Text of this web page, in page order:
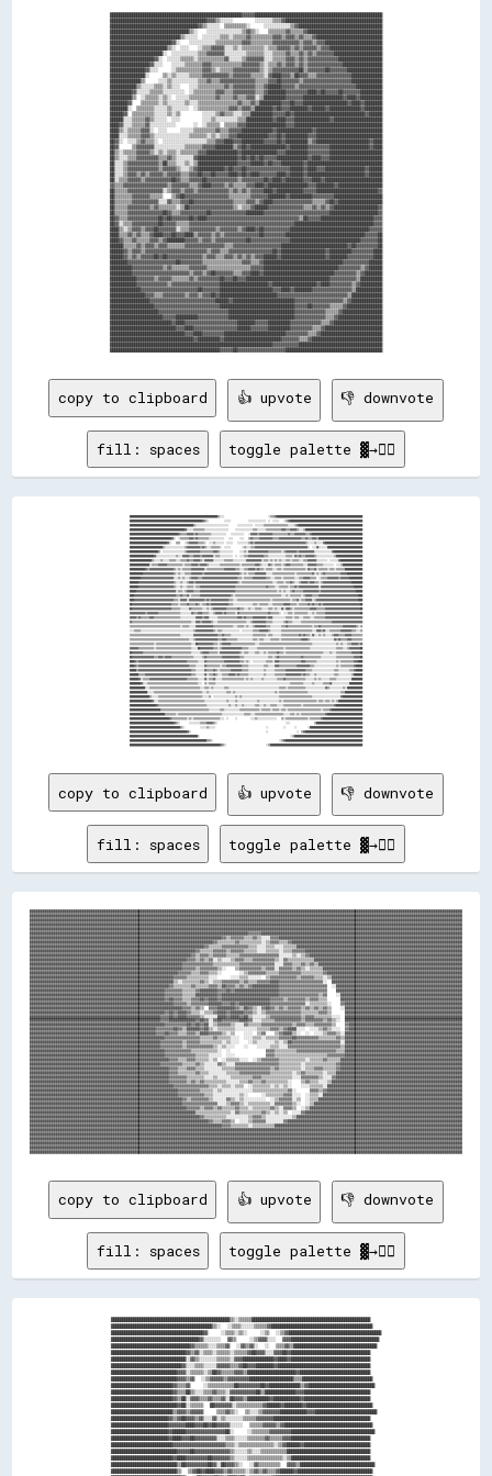
████████████████████████████████████████████████████████████▓▓▓▓▓▓██████████████████████████████████████████████████████████
████████████████████████████████████████████▓▓▓▓▒▒░░░░░░          ░░░░░░░░▒▒▒▒▓▓████████████████████████████████████████████
████████████████████████████████████████▓▓▒▒░░░░░░  ▒▒▒▒▒▒▒▒▒▒░░      ░░░░░░░░░░░░▒▒▓▓██████████████████████████████████████
████████████████████████████████████▒▒░░    ░░░░░░░░░░░░░░░░▒▒▓▓▒▒░░    ▒▒▒▒▒▒▒▒▓▓▒▒▒▒▒▒▓▓██████████████████████████████████
████████████████████████████████▒▒░░░░░░  ░░░░░░░░▒▒▒▒░░▒▒▒▒▒▒▓▓▒▒▒▒▒▒▒▒▒▒▓▓▓▓▒▒▓▓▓▓▒▒▓▓▒▒▒▒▓▓██████████████████████████████
████████████████████████████▓▓░░    ░░░░░░░░░░░░▒▒▒▒▒▒▒▒▒▒▒▒▓▓▓▓▒▒▒▒▒▒▒▒▒▒▓▓▓▓▓▓▓▓▓▓▓▓▒▒▓▓▓▓▒▒▓▓▓▓██████████████████████████
██████████████████████████▒▒░░  ░░░░    ░░▒▒▒▒▓▓▓▓▓▓░░░░▒▒░░▒▒▒▒▒▒▒▒▒▒░░▒▒▒▒▓▓▓▓▓▓▒▒▓▓▒▒▓▓▓▓▓▓▒▒▓▓▓▓████████████████████████
████████████████████████░░  ░░░░░░░░░░░░▒▒▒▒▓▓▓▓▓▓▓▓░░░░░░░░░░▒▒▒▒▒▒▒▒░░░░▒▒▒▒▒▒▓▓▒▒▒▒▓▓▒▒▓▓▒▒▓▓▓▓▓▓▓▓██████████████████████
████████████████████▓▓░░  ░░░░░░▒▒▒▒▒▒░░▒▒▒▒▒▒▒▒▒▒▒▒▓▓░░░░░░▒▒▓▓▓▓▓▓▓▓░░░░▒▒▒▒▒▒▓▓▓▓▒▒▓▓▒▒▓▓▓▓▓▓▓▓▓▓▓▓▓▓████████████████████
██████████████████▓▓░░░░    ░░░░░░▒▒▒▒▒▒▒▒▓▓▓▓▒▒▒▒▒▒▒▒▒▒▒▒▒▒▓▓▓▓▓▓▓▓▒▒░░▒▒▒▒▓▓▒▒▓▓▓▓▒▒▓▓▒▒▓▓▓▓▓▓▓▓▓▓▓▓▓▓▓▓██████████████████
████████████████▓▓░░░░      ░░▒▒▒▒▒▒▒▒▒▒▒▒▓▓▓▓▒▒░░▒▒▒▒▒▒▓▓▓▓▓▓▓▓▓▓▓▓▒▒░░▒▒▓▓▓▓▓▓▓▓▓▓▓▓██▒▒▓▓▓▓▓▓▓▓██▓▓▓▓▓▓▓▓████████████████
████████████████░░      ▒▒░░▒▒░░░░░░▒▒▒▒▒▒▓▓▓▓▓▓▓▓▓▓▓▓▒▒▓▓▓▓▓▓▓▓▒▒▒▒▒▒░░▓▓████▓▓▓▓▒▒██▓▓▓▓▒▒▒▒▓▓▓▓▓▓▓▓▓▓▓▓▓▓▓▓██████████████
██████████████▒▒      ░░░░▒▒░░░░░░░░░░░░▒▒▒▒▓▓▒▒▒▒▓▓▓▓▓▓▓▓▓▓▓▓▓▓▓▓▒▒▒▒▒▒▓▓▓▓██▓▓▓▓▓▓▓▓▒▒▓▓▓▓▓▓▓▓▓▓▓▓▓▓▓▓▓▓▓▓▓▓██████████████
████████████▒▒░░░░░░▒▒▒▒░░▒▒░░░░    ░░░░▒▒▒▒▒▒▒▒▒▒▒▒▓▓▒▒▓▓▓▓▓▓▓▓▓▓▒▒▒▒▓▓██████▓▓▓▓▓▓▒▒▓▓▓▓▓▓▓▓▓▓▓▓▓▓▓▓▓▓▓▓▓▓▓▓▓▓████████████
██████████▓▓░░░░░░▒▒▒▒▒▒░░░░░░░░░░  ░░▒▒▒▒▒▒▒▒▒▒▓▓▓▓▒▒▒▒▓▓▓▓▓▓▓▓▓▓▒▒▒▒▓▓████████▓▓▓▓▓▓▓▓▓▓████▓▓██▓▓▓▓▓▓██▓▓▓▓▓▓▓▓██████████
██████████▒▒  ░░▒▒▒▒▒▒░░▒▒░░  ░░░░░░▒▒▒▒▒▒▒▒▒▒▒▒▓▓▒▒▒▒▒▒▓▓▒▒▒▒▓▓▓▓░░▒▒██████████▓▓▓▓▓▓▓▓██████████████████▓▓████▓▓██████████
████████▓▓    ▒▒▒▒▒▒▒▒░░▒▒░░░░░░░░▒▒░░░░▒▒▒▒▒▒▒▒▒▒▒▒▒▒▒▒▒▒▓▓▒▒▒▒▓▓▒▒██████████▓▓▓▓██▓▓▓▓████████████████████▓▓████▓▓████████
████████░░  ▒▒▒▒▒▒▒▒░░░░░░▒▒░░░░░░░░  ░░▒▒▒▒▒▒▒▒▒▒▒▒▒▒▓▓▓▓▒▒▓▓▓▓▒▒████████▓▓██▓▓▓▓████████▓▓██████▓▓██████████████▓▓████████
██████▓▓  ▒▒▒▒▒▒▒▒▒▒░░░░░░▒▒░░▒▒          ░░░░░░▒▒▓▓▒▒▒▒░░░░▒▒▒▒██████████▓▓▓▓▓▓██▓▓████████████████████████████████▓▓██████
██████░░░░▒▒▒▒▒▒▓▓▒▒░░░░░░  ░░░░          ░░░░▒▒░░░░░░░░░░▒▒▒▒████████████▓▓████▓▓▓▓████████████████▓▓██████████████████████
████▓▓░░░░▒▒▒▒▒▒▓▓░░░░░░░░░░░░        ░░  ░░▒▒▒▒▒▒  ▒▒▒▒▒▒▓▓▓▓██████████████████▓▓▓▓████████████████████████████████████████
████▒▒░░▒▒▒▒▒▒▓▓▓▓░░  ░░░░      ░░░░░░▒▒▒▒▒▒▒▒▒▒▓▓▒▒▒▒▓▓▓▓▓▓██████████████▓▓████████████████▓▓██████████████████████████████
████░░░░▒▒▒▒▒▒▓▓▓▓▒▒░░░░░░░░░░░░░░░░▒▒▒▒▒▒▒▒░░▒▒░░▒▒▒▒▓▓▓▓██████████████▓▓▓▓██▓▓██████████▓▓▓▓██████████████████████████████
██▓▓░░  ░░░░▒▒▓▓▒▒▒▒░░  ░░░░░░░░░░░░░░░░░░░░▒▒▒▒▓▓▓▓████▓▓▓▓██████████▓▓▓▓▓▓██▓▓██████████▒▒▓▓████████████████████████▓▓████
██▓▓      ▒▒▓▓▓▓▓▓▓▓░░░░░░░░░░░░░░▒▒▒▒▒▒▒▒▓▓▓▓▓▓████████▒▒▓▓██▓▓████████████████▓▓████████▓▓▓▓▓▓▓▓▓▓██████████████████▓▓████
██▒▒░░▒▒▒▒▒▒▓▓▓▓▓▓▒▒░░▒▒░░▒▒▒▒░░▒▒▒▒▒▒▒▒▓▓▓▓██████████████▓▓████████████████▓▓▓▓██████████▓▓▓▓▓▓▓▓▓▓████████████████████████
██▒▒░░░░▒▒▒▒▓▓▓▓▓▓▓▓▓▓▒▒▒▒▓▓▒▒░░░░░░░░▓▓██████████████████▓▓██▓▓██▓▓██▓▓▓▓▓▓██████████████▓▓████▓▓▓▓████████████████████████
██░░░░▒▒▓▓▓▓▓▓▓▓▓▓▓▓▓▓▒▒██▒▒▒▒░░░░▒▒░░▒▒██████████████████▓▓▓▓▓▓██████▓▓██▓▓▓▓██████████▓▓██████████████████████████████████
██░░░░▒▒▓▓▓▓▓▓▓▓▓▓▓▓▓▓▒▒▓▓▓▓▓▓▒▒░░░░▒▒▓▓████████████▓▓██▓▓▓▓██▓▓▓▓▓▓▓▓▓▓▓▓▓▓▓▓▓▓▓▓██████▓▓████▓▓▓▓██████████████████▓▓██████
██░░░░▒▒▓▓▓▓▒▒▓▓▒▒▓▓▓▓▓▓▒▒▓▓▓▓▓▓▒▒▒▒▓▓▓▓██▓▓▓▓██▓▓▓▓▓▓████▓▓██▓▓████▓▓▓▓▓▓▓▓████▓▓██████▓▓██████████████████████████▓▓██████
██░░▒▒▒▒▓▓▓▓▓▓▒▒▓▓▓▓▓▓▓▓▓▓▓▓██▓▓▒▒▒▒▓▓▓▓▓▓██▓▓▓▓▓▓▓▓▓▓▓▓▓▓▒▒▓▓▓▓▓▓▓▓▓▓██▓▓████▓▓████████▓▓▓▓████▓▓██████████████████████████
▓▓▒▒▒▒▓▓▓▓▓▓▓▓▓▓▓▓▓▓▓▓▓▓▓▓▒▒▓▓▓▓▓▓▓▓▒▒▒▒▓▓████▓▓▓▓▓▓▒▒▓▓▒▒▒▒▒▒▓▓▓▓████▓▓██████████████████▓▓▓▓████████▓▓████████████████████
██▒▒▒▒▒▒▓▓▓▓▓▓▓▓▓▓▓▓▓▓▓▓░░▒▒▓▓▓▓▒▒▓▓▓▓▒▒▓▓▓▓▓▓▓▓▓▓▓▓▓▓▒▒▓▓▒▒▓▓▒▒▓▓▓▓▓▓████▓▓████████████▓▓▓▓▓▓████████████████████████████▓▓
██▒▒▒▒▒▒▒▒▓▓▓▓▓▓▓▓▒▒▒▒▒▒    ▒▒▓▓██▓▓▓▓▓▓▓▓▓▓▓▓▓▓▓▓▓▓▓▓▒▒▒▒▒▒▒▒▒▒▓▓▓▓▓▓▓▓████████▓▓██████████▓▓▓▓▓▓▓▓▓▓██████████████████████
██▒▒▒▒▒▒▒▒▓▓▓▓▓▓▓▓▓▓▓▓░░░░▓▓▒▒▒▒▓▓▓▓██▓▓▓▓▓▓▓▓▓▓▓▓▓▓▓▓▓▓▒▒▒▒▒▒▓▓▓▓▒▒▓▓████▓▓▓▓▓▓▓▓▓▓▓▓▓▓▓▓▓▓▒▒▒▒▒▒▓▓██▓▓████████████████████
██▒▒▒▒▒▒▓▓▓▓▓▓▓▓▓▓▒▒▓▓▒▒▒▒▒▒▒▒░░▒▒██▓▓▓▓▓▓▓▓▓▓▓▓▓▓▓▓▓▓▓▓▒▒░░▒▒▒▒▓▓██████▓▓▓▓▓▓▓▓▓▓▓▓▓▓▓▓▒▒▒▒▓▓▒▒▓▓▒▒▓▓████████████████████▓▓
██▒▒▒▒▒▒▓▓▓▓▓▓▓▓▓▓▓▓▓▓▓▓██▓▓▒▒▒▒▓▓▓▓▓▓▓▓▓▓▓▓██▓▓▓▓▓▓▓▓▓▓▓▓▓▓▓▓████████▓▓▓▓▓▓▓▓▓▓▓▓▓▓▓▓▓▓▓▓▓▓▓▓▓▓▓▓▓▓██████████████████████▓▓
██▓▓▒▒▒▒▓▓▓▓▓▓▓▓▓▓▓▓▓▓██▓▓██▓▓▓▓▓▓▓▓██▓▓████▓▓▓▓▓▓▓▓▓▓▓▓▓▓▓▓▓▓▓▓▓▓▓▓▓▓▓▓▓▓▓▓▓▓▓▓▓▓▓▓▓▓▒▒██▓▓▓▓▓▓████████████████████████▓▓▓▓
██▓▓░░▒▒▒▒▓▓▓▓▓▓▓▓▓▓▓▓██▓▓▓▓▓▓▒▒▒▒▒▒▓▓▓▓▓▓▓▓▓▓▓▓▓▓▓▓▓▓▓▓▓▓▓▓▓▓▓▓▓▓▓▓▓▓▓▓▓▓▓▓▓▓▓▓▓▓▓▓████████████████████████████████████▓▓▓▓
████▒▒░░▒▒▓▓▓▓▒▒▓▓▓▓██▓▓▓▓▓▓▓▓░░▒▒▒▒▓▓▓▓▓▓▓▓▓▓▓▓▒▒▓▓▓▓▓▓▓▓▒▒▓▓████▓▓██▓▓▓▓▓▓▓▓▓▓▓▓████████████████████████████████████▓▓▓▓▓▓
████▒▒▒▒▓▓▒▒▓▓▒▒▒▒▓▓████▓▓▓▓██▓▓▓▓████▒▒▓▓▓▓▓▓▒▒▓▓▒▒▓▓▓▓▓▓▓▓▓▓▓▓▓▓▓▓██▓▓▓▓▓▓▓▓▓▓████████████████████████████████████▓▓▓▓▓▓██
████▓▓▒▒▒▒▓▓▒▒▒▒▒▒▓▓▓▓▒▒▓▓████████▓▓▓▓▓▓▒▒▓▓▓▓▒▒▓▓▓▓▓▓▓▓▓▓▓▓▓▓██▓▓▓▓▓▓▓▓▓▓▓▓▓▓▓▓▓▓████████████████████████████████▓▓▓▓▓▓▓▓██
██████▒▒▒▒▒▒▓▓▒▒▓▓▓▓▒▒▓▓▓▓▒▒▒▒▒▒▒▒▓▓▓▓▓▓▓▓▓▓▓▓▓▓▓▓▓▓▒▒▒▒▓▓▓▓▓▓▓▓▓▓▓▓▓▓▓▓▓▓▓▓▓▓██████████████████████████████▓▓██▓▓▓▓▓▓▓▓▓▓██
██████▓▓▒▒▓▓▓▓▒▒▓▓▓▓▓▓▓▓▓▓▓▓▓▓▓▓▓▓▓▓▓▓▓▓▓▓▓▓▒▒▓▓▓▓▒▒▒▒▓▓▓▓▓▓▓▓▓▓▓▓▓▓▓▓▓▓▓▓██▓▓████████████████████▓▓██████████▓▓▓▓▓▓▓▓▓▓████
██████▓▓▒▒▓▓▒▒▓▓▓▓▓▓██▓▓██▓▓▓▓▓▓▓▓▓▓▓▓▓▓▓▓▒▒▓▓▓▓▒▒▒▒▓▓▓▓▒▒▓▓▒▒▓▓▒▒▓▓▓▓██████▓▓████████████████████▓▓████████▓▓▓▓▓▓▓▓▓▓▓▓████
████████▓▓▓▓▓▓▓▓▓▓▓▓▓▓▓▓▓▓▓▓▓▓██▓▓▓▓▓▓▓▓▓▓▒▒▒▒▒▒▒▒▒▒▒▒▒▒▒▒▒▒▓▓▓▓▒▒▒▒▓▓████████████████████████████████████▓▓▓▓▓▓▓▓▓▓▓▓██████
██████████▓▓▓▓▓▓▓▓▓▓▓▓▓▓▒▒▓▓▒▒▒▒▒▒▒▒▓▓▓▓▓▓▓▓▒▒▒▒▒▒▒▒▒▒▒▒▒▒▒▒▒▒▒▒▓▓▓▓▓▓██████████████████████████████████▓▓▓▓▓▓▓▓▓▓▒▒▓▓██████
██████████▓▓▓▓▓▓▓▓▓▓▓▓▓▓▓▓▓▓▓▓▓▓▓▓▓▓▒▒▓▓▓▓▒▒▓▓██▓▓▓▓▓▓▓▓▒▒▒▒▓▓▓▓████▓▓████████████████████████████████▓▓▓▓▓▓▓▓▓▓▒▒▓▓████████
████████████▓▓▓▓▓▓▓▓▒▒▓▓▓▓▓▓▒▒▒▒▒▒▒▒▓▓▒▒▓▓▓▓▓▓▓▓▓▓██▓▓▓▓██▓▓▓▓██████████████████████████████████████▓▓▓▓▓▓▓▓▓▓▓▓▒▒██████████
████████████▓▓▓▓▓▓▓▓▓▓▓▓▓▓▒▒▓▓▓▓▓▓▓▓▓▓▓▓▓▓▓▓▓▓▓▓▓▓██████████████████████▓▓████████████████████▓▓████▓▓▓▓▓▓▓▓▓▓▒▒▓▓██████████
██████████████▓▓▓▓▓▓▓▓▓▓▓▓▓▓▓▓▓▓▓▓▓▓▓▓▓▓██▓▓▓▓▓▓▓▓████████████████████████▓▓▓▓████▓▓████████▓▓▓▓▓▓▓▓▓▓▓▓▓▓▓▓▓▓▒▒████████████
████████████████▓▓▓▓▒▒▒▒▓▓▓▓▓▓▓▓▓▓▒▒▓▓▓▓▒▒▓▓▓▓██▓▓██████████████████████████▓▓▓▓▓▓▓▓▓▓▓▓▓▓▓▓▓▓▓▓▓▓▓▓▓▓▓▓▓▓▓▓▒▒██████████████
██████████████████▓▓▓▓▓▓▓▓▓▓▓▓▓▓▓▓▓▓▓▓▓▓▓▓▓▓▓▓▓▓██████▓▓████████████████████████████▓▓▓▓▓▓▓▓▓▓▓▓▓▓▓▓▓▓▓▓▓▓▒▒▓▓██████████████
████████████████████▓▓▓▓▓▓▓▓▓▓▓▓▓▓▓▓▓▓▓▓▓▓▓▓▓▓▓▓▓▓██████████████████████████████████▓▓▓▓▓▓██▓▓▓▓▓▓▓▓▒▒▒▒▒▒▓▓████████████████
██████████████████████▓▓▓▓▓▓▓▓▓▓▓▓▓▓▓▓▓▓▓▓▓▓▓▓▓▓▓▓▓▓▓▓██████████████████████████████▓▓▓▓▓▓▓▓▓▓▓▓▓▓▒▒▒▒▒▒▓▓██████████████████
████████████████████████▓▓▓▓▓▓██████████▓▓▓▓▓▓▓▓▓▓▓▓▓▓██████████████████████████████▓▓▓▓▓▓▓▓▓▓▓▓▓▓▒▒▒▒▓▓████████████████████
████████████████████████████▓▓████▓▓▓▓▓▓▓▓▓▓▓▓▓▓▓▓▓▓▓▓▓▓▓▓████████▓▓▓▓▓▓██████████▓▓▓▓▓▓▓▓▓▓▓▓▓▓▒▒▒▒▓▓██████████████████████
██████████████████████████████▓▓▓▓████▓▓▓▓▓▓▓▓▓▓▓▓▓▓▓▓▓▓▓▓██████▓▓▓▓▓▓▓▓██████████▓▓▓▓▓▓▓▓▓▓▒▒▒▒▓▓██████████████████████████
██████████████████████████████████▓▓▓▓████▓▓▓▓▓▓▓▓▓▓████████████████████████████▓▓▓▓▓▓▓▓▓▓▒▒▒▒▓▓████████████████████████████
██████████████████████████████████████▓▓██████████▓▓██████████████████████████▓▓▓▓▓▓▓▓▒▒▒▒▓▓████████████████████████████████
██████████████████████████████████████████████████████████████████████████▓▓▓▓▓▓▓▓▓▓▓▓██████████████████████████████████████
copy to clipboard 👍 upvote 👎 downvote
fill: spaces toggle palette ▓→✊🏽
████████████████████████████████████████████████████████████████████████████████▒▒░░░░                                        ░░▒▒▒▒▓▓██████████████████████████████████████████████████████████████████████████████
██████████████████████████████████████████████████████████████████▓▓▒▒░░              ░░░░░░                ░░░░░░░░░░░░░░░░  ░░  ░░░░░░    ░░▒▒▓▓██████████████████████████████████████████████████████████████████
██████████████████████████████████████████████████████████▒▒░░░░░░░░░░░░░░░░░░░░░░░░░░░░░░        ░░░░░░░░░░░░░░  ░░░░░░░░▒▒▒▒▒▒▒▒▒▒▒▒▒▒▒▒▒▒▒▒▒▒░░░░░░▒▒▓▓██████████████████████████████████████████████████████████
██████████████████████████████████████████████████▓▓░░░░░░▒▒▒▒▒▒▒▒▒▒░░░░░░░░░░░░░░░░░░░░░░      ░░░░░░░░░░░░░░░░▒▒▒▒░░░░░░░░▒▒▒▒▒▒▒▒▒▒▒▒▒▒▓▓▓▓▒▒▒▒▓▓▓▓▓▓▒▒░░░░▒▒████████████████████████████████████████████████████
████████████████████████████████████████████▓▓▒▒▒▒▒▒▓▓▓▓▓▓▒▒▓▓▒▒▒▒▒▒▒▒▒▒▒▒░░░░░░░░░░░░░░    ░░░░░░░░░░░░    ░░▓▓▓▓▓▓▒▒▓▓▓▓▓▓▓▓▓▓▓▓▒▒▒▒▒▒▒▒▒▒▒▒▒▒▓▓▒▒▒▒▓▓▓▓▓▓▓▓▓▓▒▒▒▒▓▓██████████████████████████████████████████████
██████████████████████████████████████▓▓░░  ░░▒▒▒▒▒▒▒▒▓▓▓▓▒▒▓▓▒▒▒▒▒▒▒▒▒▒░░░░░░░░░░░░░░    ░░░░      ░░░░    ▒▒▓▓▒▒▒▒▒▒▓▓▓▓▓▓▓▓▓▓▓▓▒▒▒▒▒▒▓▓▓▓▓▓▓▓▓▓▓▓▓▓▓▓▓▓▓▓▒▒▒▒▓▓▒▒▒▒▓▓▓▓▒▒████████████████████████████████████████
██████████████████████████████████▓▓░░    ▒▒▒▒    ░░▒▒▓▓▓▓▓▓▓▓▒▒▒▒▒▒░░  ░░░░▒▒░░░░░░░░  ░░░░░░    ░░░░░░░░░░▒▒▓▓▒▒▓▓▓▓▓▓▓▓▓▓▓▓▓▓▓▓▓▓▓▓▓▓▓▓▓▓▓▓▓▓▓▓▓▓▓▓▓▓▓▓▓▓▓▓▓▓▒▒░░░░░░▒▒░░░░░░▓▓██████████████████████████████████
██████████████████████████████▒▒░░░░░░░░░░░░░░░░░░▒▒▓▓▓▓▓▓▓▓▓▓▓▓▒▒▓▓▒▒░░░░▒▒▒▒▒▒▒▒░░  ░░░░░░          ░░▒▒░░░░▒▒▒▒▓▓▓▓▓▓▓▓▓▓▓▓▓▓▓▓▓▓▓▓▓▓▓▓▓▓▓▓▓▓▓▓▓▓▓▓▓▓▓▓▓▓▓▓▓▓▓▓░░  ░░░░▓▓░░░░░░░░████████████████████████████████
██████████████████████████▒▒  ░░░░░░░░░░░░░░░░░░░░▒▒▓▓▓▓▓▓▓▓▓▓▓▓▒▒▒▒▒▒▒▒▒▒▒▒▓▓▓▓▒▒░░░░░░░░░░░░      ░░░░▒▒░░▓▓▓▓▓▓▓▓▓▓▓▓▓▓▓▓▓▓▒▒▒▒▒▒▒▒▒▒▒▒░░▒▒▓▓▓▓▓▓▓▓▓▓▒▒▓▓▓▓▓▓▓▓▓▓▓▓▓▓░░░░░░░░░░░░░░░░▓▓██████████████████████████
██████████████████████▓▓░░░░░░░░░░░░░░░░░░▒▒░░░░▓▓▓▓▓▓▒▒▒▒▓▓▓▓▓▓▒▒▓▓▓▓▓▓▓▓▓▓░░▒▒▒▒░░░░░░░░░░░░  ░░  ░░░░▒▒▒▒▓▓▓▓▓▓▓▓▓▓▓▓▓▓▒▒▒▒░░░░░░░░░░░░░░░░▒▒▒▒▒▒░░▓▓▒▒▓▓▒▒▒▒▓▓▓▓▓▓▓▓▒▒░░░░░░░░░░░░░░░░▒▒████████████████████████
████████████████████▒▒░░░░░░▒▒░░░░░░▒▒▒▒▒▒░░░░▒▒▒▒▒▒▓▓▒▒▒▒▓▓▓▓▓▓▒▒░░▓▓▓▓▓▓▓▓░░░░░░░░░░▒▒▒▒▒▒▒▒░░░░░░░░░░░░▓▓▓▓▓▓▓▓▓▓▓▓▓▓░░▒▒▒▒░░▒▒░░▒▒░░▒▒░░░░▒▒▒▒░░▒▒▒▒▒▒░░░░▒▒▒▒▓▓▓▓▓▓▓▓░░░░░░░░░░  ░░░░░░░░▓▓████████████████████
██████████████████░░▒▒▒▒▒▒▓▓▓▓▓▓▓▓▒▒▒▒▒▒▒▒▒▒▒▒▒▒░░▒▒▒▒▒▒▓▓▓▓▓▓▒▒▓▓▓▓▓▓▒▒░░░░░░░░░░▒▒▒▒▒▒▒▒▒▒▒▒▒▒▒▒▒▒░░▒▒▒▒▒▒▒▒▒▒▒▒▓▓▓▓▒▒░░░░░░▓▓▒▒░░▒▒▒▒▒▒░░▒▒▓▓▓▓▒▒▒▒▒▒▒▒▒▒▒▒░░░░▓▓▓▓▓▓▓▓▒▒▒▒▒▒░░░░░░░░░░  ░░░░▒▒██████████████████
██████████████▓▓▒▒▓▓▓▓▓▓▓▓▓▓▓▓▓▓▓▓▓▓▓▓▓▓▒▒░░▒▒░░▒▒▒▒▒▒▒▒▓▓▓▓▓▓▓▓▓▓▓▓░░▒▒▒▒▒▒▒▒▒▒▒▒▒▒▒▒▓▓▓▓▓▓▓▓▓▓▒▒▒▒░░░░▒▒▒▒▓▓▓▓▓▓▒▒▓▓▒▒▒▒░░▒▒▒▒▒▒░░░░▒▒▒▒░░▒▒▒▒▒▒▒▒▒▒▒▒▒▒▒▒▒▒▒▒░░▓▓▒▒▒▒▓▓░░▒▒▒▒▒▒▒▒░░▒▒▒▒░░▒▒▒▒▒▒▒▒████████████████
████████████▓▓▓▓▓▓▓▓▓▓▓▓▓▓▓▓▓▓▓▓▓▓▓▓▓▓▓▓▒▒░░▒▒░░░░▒▒▒▒▒▒▓▓▓▓▓▓▓▓▓▓▒▒▓▓▓▓▓▓▓▓▓▓▓▓▓▓▓▓▓▓▓▓▓▓▓▓▓▓▓▓▓▓▓▓▒▒░░▒▒░░▒▒▒▒▒▒▓▓▓▓▓▓▓▓▓▓░░░░░░▒▒▒▒▒▒▒▒▒▒▒▒▒▒▒▒▒▒▒▒░░▒▒▒▒▒▒▒▒▒▒▒▒▒▒▓▓░░▒▒░░▒▒▓▓▒▒▒▒▒▒▒▒▒▒▒▒▒▒▓▓▓▓▓▓██████████████
██████████▓▓▓▓▓▓▓▓▓▓▓▓▓▓▓▓▓▓▓▓▓▓▓▓▓▓▓▓▓▓░░░░▒▒░░▒▒░░░░▒▒▓▓▓▓▓▓▒▒▒▒▓▓▓▓▓▓▓▓▓▓▓▓▓▓▓▓▓▓▓▓▓▓▓▓▓▓▓▓▓▓▓▓▒▒▒▒░░▒▒▒▒▒▒▒▒▓▓▓▓▓▓▓▓▓▓▓▓▒▒▒▒░░░░▒▒▒▒▒▒░░▒▒▒▒▒▒▒▒▒▒░░░░▒▒▒▒▓▓▓▓▓▓▒▒▒▒▒▒  ░░▒▒▒▒▒▒▓▓▓▓▓▓▓▓▓▓▒▒▓▓▓▓▓▓▓▓████████████
████████▓▓▓▓▓▓▓▓▓▓▓▓▓▓▓▓▓▓▓▓▓▓▓▓▓▓▓▓▓▓▓▓▒▒░░░░▒▒░░░░▒▒▓▓▓▓▒▒▓▓▓▓▓▓▓▓▓▓▓▓▓▓▓▓▓▓▓▓▓▓▓▓▓▓▓▓▓▓▓▓▓▓▓▓▓▓▒▒░░▒▒▒▒▒▒▒▒▒▒▒▒▒▒▒▒▒▒▒▒▒▒▒▒▒▒▒▒░░░░▒▒▒▒▒▒░░▒▒▒▒▓▓▒▒░░░░▒▒▓▓▓▓▓▓▒▒▓▓▓▓▒▒▒▒░░▒▒▓▓▓▓▓▓▓▓▓▓▓▓▓▓▓▓▓▓▓▓▓▓▓▓▓▓██████████
████████▓▓▓▓▓▓▓▓▓▓▓▓▓▓▓▓▓▓▓▓▓▓▓▓▓▓▓▓▓▓▓▓▒▒░░░░▒▒░░░░▒▒▒▒▒▒░░▒▒▒▒▓▓▓▓▓▓▓▓▓▓▓▓▓▓▓▓▓▓▓▓▓▓▓▓▓▓▓▓▓▓▓▓▒▒▒▒▒▒▒▒▒▒▒▒▒▒▒▒▒▒▒▒▒▒▒▒▒▒▒▒▓▓▒▒▒▒▒▒░░░░▒▒▒▒▒▒▒▒░░▒▒▒▒▓▓▒▒▓▓▓▓▓▓▓▓▓▓▓▓▓▓▓▓▓▓░░▓▓▓▓▓▓▓▓▓▓▓▓▓▓▓▓▓▓▓▓▓▓▓▓▓▓▓▓▓▓████████
██████▓▓▓▓▓▓▓▓▓▓▓▓▓▓▓▓▓▓▓▓▓▓▓▓▓▓▓▓▓▓▓▓▓▓▓▓░░▒▒▒▒░░▒▒▓▓▓▓▓▓▒▒▒▒▒▒▓▓▓▓▓▓▓▓▓▓▓▓▓▓▓▓▓▓▓▓▓▓▓▓▓▓▓▓▓▓▓▓▒▒▒▒▒▒▒▒▒▒▒▒▒▒▒▒▒▒▒▒▒▒▒▒▒▒▒▒▒▒▒▒▒▒▒▒▒▒░░▒▒░░▒▒░░░░▒▒▓▓▒▒▒▒▒▒▒▒▓▓▓▓▓▓▓▓▓▓▓▓▓▓▒▒▓▓▓▓▓▓▓▓▓▓▓▓▓▓▓▓▓▓▓▓▓▓▓▓▓▓▓▓▓▓▓▓██████
████▓▓▓▓▓▓▓▓▓▓▓▓▓▓▓▓▓▓▓▓▓▓▓▓▓▓▓▓▓▓▓▓▓▓▓▓▓▓▒▒▒▒▓▓▒▒▒▒▓▓░░▒▒▒▒▒▒▒▒▓▓▓▓▓▓▓▓▓▓▓▓▓▓▓▓▓▓▓▓▓▓▓▓▓▓▓▓▒▒░░▒▒▒▒▒▒▒▒▒▒▒▒▒▒▒▒▒▒▒▒▒▒▒▒▒▒▒▒▒▒▒▒▒▒▒▒▒▒▒▒▒▒░░░░▒▒░░▒▒▒▒▒▒▒▒▒▒░░▒▒▓▓▓▓▓▓▒▒▒▒▒▒▓▓▓▓▓▓▓▓▓▓▓▓▓▓▓▓▓▓▓▓▓▓▓▓▓▓▓▓▓▓▓▓▓▓▓▓████
████▓▓▓▓▓▓▓▓▓▓▓▓▓▓▓▓▓▓▓▓▓▓▓▓▓▓▓▓▓▓▓▓▓▓▓▓▒▒▒▒░░▓▓▓▓▓▓░░▓▓▓▓▓▓▓▓▓▓▓▓▓▓▒▒▓▓▒▒▓▓▓▓▓▓▓▓▓▓▓▓▓▓▓▓▒▒▒▒░░░░▒▒▒▒▒▒▒▒▒▒▒▒▒▒▒▒▒▒▒▒▒▒▒▒▒▒▒▒▒▒░░▒▒▒▒▒▒▒▒▒▒▒▒▒▒▒▒░░▒▒▒▒▓▓░░▒▒▒▒▓▓▓▓▓▓░░▒▒▓▓▓▓▓▓▓▓▓▓▓▓▓▓▓▓▓▓▓▓▓▓▓▓▓▓▓▓▓▓▓▓▓▓▓▓▓▓████
██▓▓▓▓▓▓▓▓▓▓▓▓▓▓▓▓▓▓▓▓▓▓▓▓▓▓▓▓▓▓▓▓▓▓▓▓▒▒▒▒▒▒░░▒▒▒▒▒▒▓▓▒▒▒▒▒▒▓▓▒▒░░▒▒▒▒▓▓▒▒▓▓▓▓▓▓▓▓▓▓▓▓▓▓▓▓▒▒▒▒░░░░░░░░░░░░░░░░░░▒▒▒▒░░▒▒▒▒▒▒▒▒░░░░▒▒▒▒▒▒▒▒▒▒▓▓▓▓▓▓▒▒▒▒▒▒░░▒▒▒▒▒▒▒▒▓▓▒▒▓▓▒▒▒▒▓▓▒▒▓▓▓▓▓▓▓▓▓▓▓▓▓▓▓▓▓▓▓▓▓▓▓▓▓▓▓▓▓▓▓▓▓▓██
██▓▓▓▓▓▓▓▓▓▓▓▓▓▓▓▓▓▓▓▓▓▓▓▓▓▓▓▓▓▓▓▓▓▓▓▓▒▒▒▒▒▒▒▒░░░░░░░░▓▓▒▒▒▒▒▒▒▒▒▒░░░░▒▒░░▒▒▓▓▓▓▓▓▓▓▓▓▓▓▒▒▒▒▒▒▒▒▒▒▓▓▒▒▒▒░░░░▒▒░░░░▒▒▒▒▒▒░░░░░░▒▒▒▒░░▒▒░░░░▓▓░░▓▓▓▓▒▒░░▒▒▒▒▒▒▒▒▒▒▒▒▒▒▓▓▓▓▓▓▒▒▒▒▒▒▒▒▓▓▓▓▓▓▓▓▓▓▓▓▓▓▓▓▓▓▓▓▓▓▓▓▓▓▓▓▓▓▓▓██
▓▓▓▓▓▓▓▓▓▓▓▓▓▓▒▒▓▓▓▓▓▓▓▓▓▓▒▒▒▒▒▒▒▒▒▒▒▒▒▒▒▒▒▒▒▒░░░░░░░░░░▓▓▒▒▒▒▓▓▓▓▒▒▒▒▒▒░░░░▒▒▓▓▓▓▓▓▒▒▓▓▒▒▒▒▒▒▒▒░░▓▓▒▒▒▒▒▒▒▒▒▒▒▒▒▒▒▒▒▒▒▒▒▒▒▒▒▒▓▓▒▒▒▒▒▒▒▒░░  ░░░░▒▒▒▒░░▒▒▒▒▒▒▒▒▒▒▒▒░░░░▒▒░░▒▒▒▒▒▒▒▒▓▓▓▓▓▓▓▓▓▓▓▓▓▓▓▓▓▓▓▓▓▓▓▓▓▓▓▓▓▓▓▓██
▓▓▓▓▓▓▒▒▓▓▒▒▒▒▒▒▒▒▓▓▓▓▒▒▒▒▒▒▒▒▒▒▒▒▒▒▒▒▒▒▒▒▒▒▒▒░░░░░░░░░░░░░░▓▓▓▓▓▓▒▒▓▓▓▓░░░░░░░░▒▒▒▒▒▒▒▒▒▒▒▒▒▒▒▒▒▒▓▓▓▓▒▒▓▓▒▒▒▒▒▒▓▓▓▓▓▓▓▓▓▓▓▓▒▒▓▓▓▓░░░░░░░░░░░░▒▒▒▒▒▒░░▒▒▒▒░░░░▒▒▒▒▒▒░░░░▒▒▒▒▒▒▒▒▒▒▓▓▓▓▓▓▓▓▓▓▓▓▓▓▓▓▓▓▓▓▓▓▓▓▓▓▓▓▓▓▓▓▓▓
▓▓▒▒▒▒▒▒▒▒▒▒▒▒▒▒▒▒▒▒▒▒▒▒▒▒▒▒▒▒▒▒▒▒▒▒▒▒▒▒▒▒▒▒▒▒▒▒▒▒▒▒▒▒▒▒░░░░▓▓▓▓▒▒▓▓▓▓▓▓▓▓▒▒░░░░▒▒▒▒▒▒▒▒▒▒▒▒▒▒▒▒▒▒▒▒▒▒▒▒▒▒░░░░▒▒▓▓▓▓▓▓▓▓▓▓▓▓▒▒▒▒▒▒░░░░░░░░░░▒▒▓▓▒▒▒▒░░░░░░░░▒▒▒▒▒▒▒▒▒▒▒▒▒▒▒▒▒▒▒▒▒▒▒▒▒▒▒▒▓▓▓▓▓▓▓▓▓▓▓▓▓▓▓▓▓▓▓▓▓▓▓▓▓▓▓▓
▒▒▒▒▒▒▒▒▒▒▒▒▒▒▒▒▒▒▒▒▒▒▒▒▒▒▒▒▒▒▒▒▒▒▒▒▒▒▒▒▒▒▒▒▒▒░░▒▒▒▒▒▒░░░░░░▓▓▓▓▓▓▓▓▓▓▓▓▓▓▓▓▒▒▒▒▒▒▒▒▒▒▒▒▒▒▒▒▒▒░░░░▒▒▒▒▒▒░░▒▒░░░░▒▒▓▓▓▓▓▓▓▓▓▓▒▒▒▒░░░░░░░░░░▒▒▒▒▓▓▒▒▒▒▒▒▒▒▒▒▒▒▒▒▒▒▒▒▒▒▒▒░░▒▒▒▒▓▓▒▒▒▒▒▒▒▒▒▒▒▒▒▒▒▒▒▒▒▒▓▓▓▓▓▓▓▓▓▓▓▓▒▒░░▒▒
░░░░▒▒▒▒▒▒░░░░░░░░░░░░░░░░░░░░░░░░░░░░░░░░░░░░░░░░░░░░░░░░▒▒▓▓▓▓▓▓▓▓▓▓▓▓▓▓▓▓▒▒░░▒▒▒▒░░░░░░░░░░░░░░░░  ░░░░░░░░░░▒▒▒▒▒▒▓▓▓▓▓▓▓▓▒▒░░░░░░░░░░▒▒▒▒▒▒▒▒▒▒▒▒▒▒▒▒▒▒▒▒▒▒▒▒▒▒▒▒░░░░▓▓▓▓▒▒▓▓░░░░▒▒▒▒▒▒▒▒▒▒▓▓▓▓▓▓▓▓▓▓▒▒▒▒░░░░▒▒
▒▒▒▒▒▒▒▒▒▒▒▒▒▒▒▒▒▒▒▒▒▒▒▒▒▒▒▒▒▒▒▒▒▒▒▒▒▒▒▒▒▒▒▒▒▒░░░░░░░░░░░░▓▓▓▓▓▓▓▓▓▓▓▓▓▓▓▓▓▓▓▓▓▓▒▒▒▒▓▓▒▒▒▒▒▒░░░░░░░░░░░░░░░░░░░░▒▒▒▒▒▒▒▒▒▒▒▒░░▒▒▒▒░░░░░░░░▒▒▒▒▒▒▒▒▒▒▒▒▒▒▒▒▓▓▒▒▓▓▒▒▒▒░░▓▓░░░░▒▒░░▒▒░░░░░░▒▒▓▓▓▓▒▒▒▒▒▒▓▓▓▓▓▓▒▒▒▒▒▒▒▒▒▒
▒▒▒▒▒▒▒▒▒▒▒▒▒▒▒▒▒▒▒▒▒▒▒▒▒▒▒▒▒▒▒▒▒▒▒▒▒▒▒▒▒▒▒▒▒▒▒▒▒▒▒▒▒▒░░░░▒▒▓▓▓▓▓▓▓▓▓▓▓▓▓▓▓▓▓▓▓▓▒▒▒▒▓▓▓▓▒▒▒▒▒▒▒▒▒▒░░░░░░░░░░░░░░▒▒▒▒░░▒▒▒▒░░░░░░▒▒▒▒▒▒▒▒░░▒▒▒▒▒▒▒▒▒▒▒▒▒▒▒▒▒▒▓▓▓▓▓▓▒▒░░░░░░░░░░░░░░░░░░░░░░▓▓▒▒▓▓▒▒▒▒▒▒▓▓▓▓▒▒▒▒▒▒▒▒▒▒
▒▒▒▒▒▒▒▒▒▒▒▒▒▒▒▒▒▒▒▒▒▒░░▒▒▒▒▒▒▒▒▒▒▒▒▒▒▒▒▒▒▒▒▒▒▒▒▒▒▒▒▒▒▒▒░░░░██▓▓▓▓▓▓▓▓▓▓▓▓▓▓▒▒▒▒░░▒▒▓▓▓▓▓▓▓▓▒▒▒▒▒▒▒▒▒▒▒▒▒▒▒▒▒▒▒▒▒▒░░░░▒▒▒▒▒▒▒▒▒▒▒▒▒▒▒▒▒▒▒▒▒▒▒▒▒▒▒▒▒▒▒▒▒▒▒▒▒▒▒▒▒▒▒▒▒▒▒▒░░░░░░░░░░░░░░░░░░░░░░▒▒░░▒▒░░░░▒▒▒▒▓▓▓▓▓▓▒▒▓▓
▓▓▓▓▓▓▓▓▒▒▒▒▒▒▒▒▒▒▒▒▒▒░░▒▒▒▒▒▒▒▒▒▒▒▒▒▒▒▒▒▒▒▒▒▒▒▒▒▒▒▒▒▒▒▒░░░░░░██▓▓▓▓▓▓▓▓▓▓▓▓▒▒▒▒░░▒▒▓▓▓▓▓▓▓▓▓▓▓▓▓▓▓▓▓▓▒▒▒▒▒▒░░░░░░░░▒▒▒▒▒▒▒▒▒▒▒▒▒▒▒▒▒▒▒▒▒▒▒▒░░▒▒▒▒▒▒▒▒▒▒▒▒▒▒▒▒▒▒▒▒▒▒░░░░░░░░░░░░░░░░░░░░░░░░▒▒▒▒▒▒░░░░▒▒▓▓▓▓▓▓▓▓▓▓██
██▓▓▓▓▓▓▓▓▓▓▒▒▒▒▒▒▒▒▒▒▒▒▒▒▒▒▒▒▒▒▒▒▒▒▒▒▒▒▒▒▒▒▒▒▒▒▒▒▒▒▒▒▒▒░░░░░░░░▒▒▓▓▓▓▓▓▒▒▒▒▒▒▒▒░░▓▓▓▓▓▓▓▓▓▓▓▓▓▓▓▓▓▓▒▒░░▒▒▒▒░░░░░░▒▒▒▒░░░░▒▒░░▒▒▒▒▒▒▒▒▓▓▒▒▒▒░░▒▒▒▒▒▒▒▒▒▒▒▒▒▒▒▒▒▒▒▒▒▒▒▒▒▒▒▒▒▒▒▒▒▒░░░░░░▒▒░░░░▒▒▒▒▒▒▒▒▒▒▒▒▒▒▓▓▓▓▓▓▓▓██
██▓▓▓▓▓▓▓▓▓▓▓▓▓▓▓▓▓▓▓▓▒▒▒▒▓▓▓▓▒▒▓▓▓▓▓▓▒▒▒▒▒▒▒▒▒▒▒▒▒▒▒▒▒▒▒▒░░░░░░░░▒▒▓▓▒▒▒▒▒▒▒▒▒▒▒▒▒▒▓▓▓▓▓▓▓▓▓▓▓▓▓▓▓▓▒▒▒▒░░░░░░░░░░░░░░░░░░░░░░▒▒▒▒░░▒▒▓▓▒▒▒▒▒▒▒▒▒▒▒▒▒▒▒▒▒▒▒▒▓▓▒▒▒▒▒▒▒▒▒▒▒▒▒▒▒▒░░░░░░░░░░░░░░▒▒▒▒▒▒▒▒▒▒▒▒▒▒▒▒▓▓▓▓▓▓██
████▓▓▒▒▓▓▓▓▓▓▓▓▓▓▓▓▓▓▓▓▓▓▓▓▓▓▓▓▓▓▓▓▓▓▓▓▓▓▓▓▓▓▓▓▓▓▓▓▒▒▒▒▒▒▒▒▒▒░░░░░░▓▓▒▒▒▒▒▒▒▒▒▒▒▒▒▒▒▒▓▓▓▓▓▓▓▓▓▓▓▓▓▓▒▒▒▒░░▒▒░░  ░░░░░░░░░░░░▒▒▒▒▒▒░░▓▓▓▓▒▒▒▒▒▒▒▒▒▒▒▒▒▒▒▒▒▒▒▒▓▓▓▓▒▒▒▒▒▒▒▒▒▒░░░░░░░░░░░░░░░░░░▒▒░░▒▒▒▒▒▒▒▒▒▒▒▒▓▓▓▓████
████▓▓▒▒▓▓▓▓▓▓▓▓▓▓▓▓▓▓▓▓▓▓▓▓▓▓▓▓▓▓▓▓▓▓▓▓▓▓▓▓▓▓▓▓▓▓▓▓▓▓▒▒▒▒▒▒░░░░░░░░▓▓▒▒▒▒▒▒▒▒▒▒▒▒░░▒▒▒▒▓▓▓▓▓▓▓▓▓▓▓▓▓▓▒▒▒▒▒▒░░░░░░░░░░░░░░▒▒▒▒░░░░░░▓▓▓▓▒▒▒▒▒▒▒▒▒▒▒▒▒▒▒▒▓▓▓▓▓▓▓▓▓▓▓▓▒▒▒▒░░░░░░░░░░░░░░░░░░░░▒▒░░▒▒▒▒▒▒▒▒▒▒▒▒▓▓██████
██████▒▒▓▓▓▓▓▓▓▓▓▓▓▓▓▓▓▓▓▓▓▓▓▓▓▓▓▓▓▓▓▓▓▓▓▓▓▓▓▓▓▓▓▓▓▓▓▓▓▓▒▒▒▒░░░░░░░░▓▓▒▒▒▒▒▒▓▓▒▒░░▒▒▒▒▒▒▒▒▒▒▓▓▓▓▓▓▓▓▓▓▒▒▒▒▒▒░░░░░░░░░░░░░░▒▒░░░░░░░░▒▒▒▒▒▒▒▒▒▒▓▓▓▓▓▓▓▓▓▓▓▓▓▓▓▓▓▓▒▒▒▒▒▒░░░░░░░░░░░░░░░░░░░░▒▒▒▒░░░░░░░░░░▒▒▒▒▓▓██████
████████▒▒▒▒▒▒▓▓▓▓▓▓▓▓▓▓▓▓▓▓▓▓▓▓▓▓▓▓▓▓▓▓▓▓▓▓▓▓▓▓▓▓▓▓▓▓▓▓▒▒▒▒░░░░░░░░▓▓░░▒▒▒▒▓▓▒▒░░░░▒▒▒▒▒▒▓▓▓▓▓▓▒▒▓▓▒▒▒▒▒▒▒▒░░░░░░░░░░░░░░▒▒░░░░░░░░▒▒▒▒▒▒▒▒▒▒▓▓▓▓▓▓▓▓▓▓▓▓▓▓▒▒▓▓▒▒▒▒░░░░▒▒░░░░░░░░░░░░░░░░▒▒▒▒░░░░░░░░░░░░▒▒████████
████████▓▓░░▒▒▒▒▒▒▓▓▓▓▓▓▓▓▓▓▓▓▓▓▓▓▓▓▓▓▓▓▓▓▓▓▓▓▓▓▓▓▓▓▒▒▒▒▒▒▒▒▒▒░░░░░░▓▓░░▒▒▒▒▓▓░░░░░░▒▒▒▒▒▒▒▒▒▒▒▒▒▒▒▒▒▒▒▒░░▒▒░░▒▒░░░░░░░░▒▒░░░░░░░░░░░░▒▒▒▒▒▒▓▓▒▒▒▒▒▒▒▒▒▒▒▒▒▒▒▒▒▒░░░░░░░░▒▒░░▒▒░░░░░░░░▒▒▒▒▒▒░░░░░░░░░░░░░░██████████
██████████▓▓░░░░▒▒▒▒▒▒▒▒▒▒▒▒▒▒▒▒▒▒▒▒▒▒▒▒▒▒▒▒▒▒▒▒▒▒▒▒▒▒▒▒▒▒▒▒▒▒░░░░  ▒▒░░▒▒▒▒▒▒░░░░░░░░░░░░░░░░░░░░░░░░░░░░░░░░░░░░░░░░░░░░░░░░░░░░░░░░░░░░░░░░░░░░▒▒▒▒▒▒▒▒▒▒▒▒░░░░░░░░▒▒░░░░░░░░▒▒▒▒▒▒▓▓░░░░░░░░░░░░░░░░████████████
██████████████░░░░▒▒▒▒▒▒▒▒▒▒▒▒▒▒▒▒▒▒▒▒▒▒▒▒▒▒▒▒▒▒▒▒▒▒▒▒▒▒▒▒▒▒▒▒▒▒░░░░▒▒▒▒░░▒▒░░░░░░░░░░▒▒▒▒░░░░░░░░░░░░░░░░░░░░░░░░░░░░░░░░░░░░░░░░░░░░░░▒▒▒▒▒▒░░▒▒▒▒▒▒▒▒▒▒▒▒▒▒▒▒░░░░░░░░░░░░░░░░░░▓▓▒▒░░░░░░░░░░░░▒▒░░██████████████
████████████████░░░░░░▒▒▒▒▒▒▒▒▒▒▒▒▒▒▒▒▒▒▒▒▒▒▒▒▒▒▒▒▒▒▒▒▒▒▒▒▒▒▒▒▒▒▒▒░░░░▒▒░░░░░░░░░░░░░░░░▒▒▒▒░░▒▒░░░░░░░░░░░░░░░░░░░░░░░░░░░░░░░░░░░░▒▒░░▒▒▒▒▒▒▒▒▒▒▒▒▒▒▒▒▒▒▒▒▒▒▒▒▒▒░░░░░░░░░░░░░░░░░░░░░░░░░░░░░░▒▒▒▒████████████████
██████████████████▒▒░░░░░░▒▒▒▒▒▒▒▒▒▒▒▒▒▒▒▒▒▒▒▒▒▒▒▒▒▒▒▒▒▒▒▒▒▒▒▒▒▒▒▒░░░░░░▒▒  ░░░░░░░░░░░░░░░░░░░░▒▒░░▒▒░░░░░░░░░░░░░░░░░░░░░░░░░░░░░░░░░░▒▒▒▒▒▒▒▒▒▒▒▒▒▒▒▒▒▒▒▒▒▒▒▒▒▒▒▒▒▒░░░░░░░░░░░░░░░░░░░░░░░░░░▓▓██████████████████
████████████████████▓▓░░░░▒▒▒▒▒▒▒▒▒▒▒▒▒▒▒▒▒▒▒▒▒▒▒▒▒▒▒▒▒▒▒▒▒▒▒▒▒▒▒▒▒▒░░░░░░░░░░░░░░░░░░░░▒▒░░░░░░▒▒░░░░░░░░░░░░░░░░░░▒▒░░░░░░░░░░░░░░░░░░▒▒░░▒▒▒▒▒▒▒▒▒▒▒▒▒▒▒▒▒▒▒▒▒▒▒▒▒▒▒▒▒▒░░▒▒▒▒░░▒▒▒▒░░▒▒░░▒▒██████████████████████
████████████████████████▓▓▒▒▒▒▒▒▒▒▒▒▒▒▒▒▒▒▒▒▒▒▒▒▒▒▒▒▒▒▒▒▒▒▒▒▒▒▒▒▒▒▒▒▒▒░░░░░░░░░░░░░░░░░░░░▒▒░░░░▒▒░░░░▒▒░░░░░░░░░░▒▒▒▒░░░░▒▒░░░░▒▒▒▒▒▒░░░░░░▒▒▒▒▒▒▒▒▒▒▒▒▒▒▒▒░░▒▒▒▒▒▒▒▒▒▒▒▒▒▒▒▒▒▒▒▒▒▒▒▒▒▒▒▒▓▓████████████████████████
████████████████████████████▒▒▒▒▒▒▒▒▒▒▒▒▒▒▒▒▒▒▒▒▒▒▒▒▒▒▒▒▒▒▒▒▒▒▒▒▒▒▒▒▒▒▒▒░░░░░░░░░░▒▒▒▒░░░░░░░░░░░░░░▒▒▒▒▒▒▒▒▒▒▒▒▒▒▒▒▒▒░░▒▒▒▒▒▒▒▒░░▒▒▒▒▒▒░░▒▒▒▒░░▒▒▒▒▒▒▒▒▒▒▒▒▒▒▒▒▒▒▒▒▒▒▒▒▒▒▒▒▒▒░░▒▒▒▒▒▒▓▓████████████████████████████
████████████████████████████████▒▒▒▒▒▒▒▒▒▒░░▒▒▒▒▒▒▒▒▒▒▒▒▒▒▒▒▒▒▒▒▒▒▒▒▒▒▒▒▒▒▒▒▒▒▒▒▒▒▒▒░░░░░░░░░░░░░░░░░░░░▒▒▒▒▒▒░░░░▒▒▒▒▒▒▒▒▒▒▒▒▒▒▒▒▒▒▒▒▒▒▒▒▒▒░░░░░░▒▒▒▒░░▒▒░░▒▒▒▒▒▒▒▒▒▒▒▒▒▒▒▒▒▒▒▒▒▒▓▓████████████████████████████████
████████████████████████████████████▓▓▒▒▒▒▒▒▒▒▒▒▒▒▒▒░░▒▒░░▒▒▒▒▒▒▒▒▒▒▒▒▒▒▒▒▒▒▒▒▒▒▒▒░░░░  ░░      ░░            ░░░░▒▒░░░░░░░░░░░░░░░░░░    ▒▒░░▒▒▒▒▒▒▒▒▒▒▒▒▒▒▒▒▒▒▒▒░░▒▒▒▒▒▒▒▒▒▒▓▓██████████████████████████
copy to clipboard 👍 upvote 👎 downvote
fill: spaces toggle palette ▓→✊🏽
██████████████████████████████████████████████████████████████████████████████████████████████████████████████████████████████████████████████████████████████████████████████████████████████████████
██████████████████████████████████████████████████████████████████████████████████████████████████████████████████████████████████████████████████████████████████████████████████████████████████████
██████████████████████████████████████████████████████████████████████████████████████████████████████████████████████████████████████████████████████████████████████████████████████████████████████
██████████████████████████████████████████████████████████████████████████████████████████████████████████████████████████████████████████████████████████████████████████████████████████████████████
██████████████████████████████████████████████████████████████████████████████████████████████████████████████████████████████████████████████████████████████████████████████████████████████████████
████████████████████████████████████████████████████████████████████████████████████████████████████▓▓▓▓▓▓████████████████████████████████████████████████████████████████████████████████████████████
████████████████████████████████████████████████████████████████████████████████████████▓▓▒▒▓▓▓▓▓▓▒▒▒▒▓▓▒▒░░░░▓▓▓▓████████████████████████████████████████████████████████████████████████████████████
████████████████████████████████████████████████████████████████████████████████████▓▓▒▒▒▒▒▒▒▒▓▓▒▒▒▒▒▒▒▒▒▒░░▒▒▓▓▓▓▒▒▒▒▓▓██████████████████████████████████████████████████████████████████████████████
████████████████████████████████████████████████████████████████████████████████▓▓▒▒▒▒▒▒▓▓▓▓▓▓▓▓▓▓▓▓▒▒▒▒░░░░▒▒▒▒░░░░▒▒▒▒▒▒████████████████████████████████████████████████████████████████████████████
████████████████████████████████████████████████████████████████████████████▓▓▒▒▒▒▒▒▓▓▓▓▓▓▒▒▓▓▓▓▓▓▒▒▒▒▒▒░░░░▒▒▒▒▒▒░░▒▒▒▒▓▓▓▓▓▓████████████████████████████████████████████████████████████████████████
██████████████████████████████████████████████████████████████████████████▓▓▒▒▓▓▓▓▒▒▓▓▓▓▓▓▒▒▒▒▒▒▓▓▓▓▓▓▓▓▓▓▓▓▓▓▓▓▓▓░░░░░░▒▒░░▒▒▓▓██████████████████████████████████████████████████████████████████████
████████████████████████████████████████████████████████████████████████▓▓▓▓▒▒▓▓▒▒▓▓░░▒▒░░░░▒▒▓▓▓▓▒▒▒▒▓▓▓▓▓▓▓▓▓▓▒▒░░▓▓▒▒▒▒▒▒▒▒▒▒▒▒████████████████████████████████████████████████████████████████████
██████████████████████████████████████████████████████████████████████▓▓▓▓▓▓▓▓▓▓▓▓▓▓▒▒▒▒▒▒▒▒▒▒▒▒▓▓▓▓▓▓▓▓▓▓▓▓▓▓▓▓░░░░▓▓▓▓▒▒▒▒▓▓▒▒▓▓▒▒██████████████████████████████████████████████████████████████████
██████████████████████████████████████████████████████████████████████▓▓▓▓▓▓▒▒▓▓▓▓▓▓▓▓▒▒░░    ▒▒▓▓▓▓▓▓▓▓▓▓▒▒▓▓▓▓░░▓▓▓▓▓▓▒▒▓▓▒▒░░▒▒▒▒▒▒████████████████████████████████████████████████████████████████
████████████████████████████████████████████████████████████████████▓▓▓▓▓▓▒▒▒▒▓▓▓▓▒▒▒▒░░        ░░▒▒▓▓▓▓▓▓▓▓▒▒▒▒▒▒▓▓▓▓▓▓▓▓▓▓▒▒▒▒▒▒▒▒▒▒▓▓██████████████████████████████████████████████████████████████
██████████████████████████████████████████████████████████████████▓▓▓▓▓▓▒▒▒▒▒▒▒▒▒▒░░░░      ░░░░▒▒▒▒░░░░░░  ▒▒▓▓▓▓▓▓▓▓▓▓▓▓▒▒▓▓▓▓▓▓▒▒▒▒░░▒▒████████████████████████████████████████████████████████████
██████████████████████████████████████████████████████████████████▒▒░░▒▒▒▒▒▒▒▒▓▓▒▒░░▒▒▒▒▓▓▓▓▓▓▓▓▒▒▓▓▒▒▒▒▓▓▓▓▓▓████▓▓▓▓▓▓▓▓▓▓▓▓▓▓▓▓▓▓▓▓░░  ████████████████████████████████████████████████████████████
████████████████████████████████████████████████████████████████▓▓▒▒▒▒▒▒▒▒▓▓▒▒▒▒▒▒▓▓▓▓▒▒██▓▓▓▓▒▒▓▓▒▒▓▓████████████▓▓▓▓▓▓▓▓▓▓▓▓▓▓▓▓▓▓▓▓▓▓  ░░██████████████████████████████████████████████████████████
██████████████████████████████████████████████████████████████▓▓▓▓▓▓▓▓▒▒▒▒▒▒▓▓████████▓▓▓▓██▓▓████████████████████▓▓▓▓▓▓▓▓▓▓▓▓▓▓▓▓▓▓▓▓▓▓    ██████████████████████████████████████████████████████████
██████████████████████████████████████████████████████████████▓▓▓▓▓▓▓▓▒▒▒▒▒▒██████████▓▓██████████████████████████▓▓▓▓▓▓▓▓▓▓▓▓▓▓▓▓▓▓▒▒▓▓    ░░████████████████████████████████████████████████████████
██████████████████████████████████████████████████████████████▓▓██▓▓▓▓▒▒▒▒▓▓▓▓██▓▓████▓▓██████████████████████▓▓▓▓▓▓▒▒▓▓▓▓▓▓▓▓▒▒▓▓▓▓▒▒▒▒      ████████████████████████████████████████████████████████
██████████████████████████████████████████████████████████████████▓▓▓▓▓▓▒▒▓▓▓▓▓▓▓▓██████▓▓▓▓██▓▓██████████████▓▓▓▓▓▓▓▓▓▓▓▓▓▓▓▓░░▒▒▒▒▒▒▒▒░░    ▓▓██████████████████████████████████████████████████████
██████████████████████████████████████████████████████████████████████▓▓▓▓▒▒▓▓▒▒  ▓▓▓▓████████▓▓▒▒██▓▓▒▒░░▓▓██▓▓▒▒▓▓▒▒▓▓▓▓▓▓▒▒▓▓▒▒▓▓▒▒▓▓▒▒    ░░██████████████████████████████████████████████████████
██████████████████████████████████████████████████████████████▓▓██▓▓████▓▓▒▒▒▒░░▒▒▒▒▓▓████▓▓██████▓▓▓▓▒▒░░▒▒▓▓▓▓▓▓▓▓▓▓▓▓▓▓▓▓▒▒▒▒▒▒▒▒▓▓▓▓▒▒      ██████████████████████████████████████████████████████
████████████████████████████████████████████████████████████▓▓▓▓██▓▓████▓▓▓▓▓▓▒▒░░░░░░████▓▓████▓▓██▒▒░░░░░░▒▒▓▓▓▓▓▓▓▓▓▓▓▓▓▓▒▒▓▓▓▓▒▒▒▒▒▒▒▒░░░░  ██████████████████████████████████████████████████████
████████████████████████████████████████████████████████████▓▓▓▓████████████▓▓██▓▓░░▓▓██▓▓▓▓▓▓▓▓████▓▓░░░░▒▒▒▒▒▒▓▓▓▓▓▓▓▓▓▓▓▓▒▒▓▓▓▓▓▓▓▓▒▒▓▓▒▒░░  ██████████████████████████████████████████████████████
██████████████████████████████████████████████████████████████▓▓▓▓▓▓▓▓▓▓██▓▓██▓▓██░░▒▒▓▓▓▓▓▓▒▒░░░░▓▓▒▒▒▒▒▒▓▓▓▓▓▓▓▓▓▓▓▓▓▓▒▒▓▓▓▓▒▒▒▒▓▓▓▓▓▓▓▓▒▒    ▓▓████████████████████████████████████████████████████
██████████████████████████████████████████████████████████▓▓▓▓▓▓▓▓██▓▓▒▒██████▓▓██▒▒░░▒▒▒▒▒▒▒▒░░░░░░░░░░▒▒▒▒▒▒▓▓▓▓▒▒▓▓████░░░░  ░░░░▒▒▓▓▒▒░░░░  ▓▓████████████████████████████████████████████████████
██████████████████████████████████████████████████████████▓▓▓▓██▓▓▓▓▒▒▒▒▓▓▓▓▒▒████▓▓▓▓▓▓▒▒░░▒▒    ░░░░  ▒▒▓▓    ▒▒▓▓████▒▒░░  ░░  ░░░░▒▒▓▓▓▓▒▒░░██████████████████████████████████████████████████████
██████████████████████████████████████████████████████████████▓▓▓▓▓▓▓▓▓▓▓▓▓▓▓▓▒▒▒▒▒▒▓▓▒▒▒▒▒▒░░░░  ░░░░▒▒▒▒░░▒▒▒▒▒▒▓▓▓▓▓▓██▓▓▓▓▓▓▓▓▓▓▒▒▒▒▒▒▒▒▓▓▒▒██████████████████████████████████████████████████████
████████████████████████████████████████████████████████████▓▓▓▓▓▓▓▓▓▓▒▒▓▓▓▓▓▓▒▒▒▒▒▒▒▒▒▒░░▒▒░░░░    ░░▒▒░░░░░░░░▒▒░░▒▒██▓▓▓▓▓▓▓▓▓▓▓▓▓▓▓▓▓▓▓▓▓▓░░██████████████████████████████████████████████████████
████████████████████████████████████████████████████████████▓▓▓▓▓▓▓▓▓▓▒▒▓▓▓▓▓▓▓▓▓▓▓▓▒▒░░▒▒░░░░    ░░    ░░░░░░▒▒▒▒░░░░▓▓▓▓▓▓▓▓▓▓▓▓▓▓▓▓▓▓▓▓▓▓▓▓▒▒██████████████████████████████████████████████████████
██████████████████████████████████████████████████████████████▓▓▓▓▓▓▓▓▓▓▓▓▒▒▒▒▒▒▒▒▒▒▒▒░░  ░░                ▓▓▓▓▒▒▒▒▒▒▒▒▒▒▓▓▓▓▓▓▓▓▓▓▓▓▓▓▓▓▓▓▒▒▒▒██████████████████████████████████████████████████████
██████████████████████████████████████████████████████████████▓▓▓▓▓▓▓▓▓▓▓▓▓▓▒▒▒▒▒▒░░░░░░  ░░░░              ▓▓▓▓▒▒▒▒▒▒▒▒▒▒▒▒▒▒▒▒▒▒▒▒▒▒▒▒▓▓▓▓▓▓▓▓██████████████████████████████████████████████████████
████████████████████████████████████████████████████████████████▓▓▓▓▒▒▒▒▓▓▓▓▒▒▒▒▒▒░░▒▒  ░░▒▒▒▒▒▒░░░░  ░░▒▒▓▓▓▓▓▓▓▓▒▒▒▒▒▒▒▒▒▒▒▒░░▒▒▒▒▒▒▓▓▒▒▒▒▒▒████████████████████████████████████████████████████████
████████████████████████████████████████████████████████████▓▓▓▓▓▓▓▓▓▓▒▒▒▒▒▒▓▓▒▒░░░░░░▓▓▒▒░░░░▓▓▓▓▓▓▓▓▓▓▓▓▓▓▓▓▓▓▓▓▒▒▒▒▒▒▒▒▒▒░░▒▒▒▒▒▒▒▒▒▒▒▒▒▒▓▓████████████████████████████████████████████████████████
████████████████████████████████████████████████████████████████▓▓▓▓▒▒▒▒▓▓▓▓▒▒▒▒░░░░░░░░▒▒▒▒▒▒▓▓▓▓▓▓▓▓▓▓▓▓▓▓▓▓▒▒▓▓▒▒▒▒▒▒▒▒▒▒░░▒▒▒▒▓▓▓▓▒▒▒▒▒▒▓▓████████████████████████████████████████████████████████
████████████████████████████████████████████████████████████████▓▓▓▓▒▒▒▒▒▒▒▒▓▓▒▒▒▒░░░░░░░░▒▒▒▒▒▒▓▓▓▓▓▓▓▓▓▓▓▓▓▓▒▒▒▒▒▒▒▒▒▒░░▒▒▓▓▒▒▒▒▒▒▒▒░░▒▒▒▒██████████████████████████████████████████████████████████
████████████████████████████████████████████████████████████████▓▓▓▓▓▓▓▓▒▒▒▒▒▒▒▒░░░░▒▒░░░░░░▒▒▒▒▒▒▒▒▒▒▓▓▓▓▒▒▒▒▒▒▒▒▒▒▒▒▒▒░░░░▓▓▓▓▓▓▓▓▒▒░░░░▓▓██████████████████████████████████████████████████████████
████████████████████████████████████████████████████████████████▓▓▓▓▓▓▓▓▒▒▓▓▒▒▓▓▒▒▒▒▒▒▒▒▒▒░░░░░░▒▒▒▒▓▓▒▒▒▒▓▓▒▒▒▒▒▒▒▒▒▒░░    ▒▒▓▓▒▒▒▒░░░░▒▒████████████████████████████████████████████████████████████
██████████████████████████████████████████████████████████████████▓▓▓▓▓▓▓▓▓▓▓▓▓▓▓▓▒▒▒▒░░▒▒▒▒░░▒▒▒▒  ░░▒▒▒▒▒▒▒▒░░▒▒░░▒▒░░    ░░░░▒▒▒▒▒▒░░██████████████████████████████████████████████████████████████
████████████████████████████████████████████████████████████████████▓▓▓▓▓▓▓▓▓▓▒▒▒▒▒▒░░▒▒░░░░░░░░░░░░░░▒▒▒▒▒▒▒▒▒▒▒▒▒▒▒▒▓▓░░      ▓▓▓▓▒▒▓▓██████████████████████████████████████████████████████████████
████████████████████████████████████████████████████████████████████▓▓▓▓▓▓▓▓▓▓▓▓▒▒▒▒░░░░░░░░░░░░▒▒░░      ░░▒▒▒▒▒▒▒▒▓▓▓▓░░░░  ░░▒▒▒▒░░████████████████████████████████████████████████████████████████
██████████████████████████████████████████████████████████████████████▓▓▒▒▓▓▓▓▓▓▓▓▒▒░░░░░░▓▓▒▒░░▒▒░░░░░░░░░░  ░░▒▒▓▓▓▓▓▓░░▒▒  ░░▒▒▒▒██████████████████████████████████████████████████████████████████
██████████████████████████████████████████████████████████████████████▓▓▓▓▓▓▓▓▓▓▓▓▓▓▓▓░░░░▒▒▓▓▓▓▒▒░░▒▒▒▒▒▒▒▒▒▒░░▓▓▓▓▓▓▓▓▒▒░░  ░░▒▒████████████████████████████████████████████████████████████████████
████████████████████████████████████████████████████████████████████████▓▓▓▓▓▓▒▒▓▓▓▓▒▒▓▓▒▒▒▒▒▒▓▓▒▒▒▒░░▒▒▒▒▒▒▒▒▓▓▒▒░░▓▓▓▓▒▒  ░░▒▒██████████████████████████████████████████████████████████████████████
████████████████████████████████████████████████████████████████████████████▒▒▒▒▒▒▒▒▒▒▒▒▒▒▒▒░░▓▓▒▒▒▒▒▒▒▒▒▒▓▓▒▒░░▒▒░░▒▒  ░░░░▓▓████████████████████████████████████████████████████████████████████████
██████████████████████████████████████████████████████████████████████████████▓▓▒▒▒▒▒▒▒▒▒▒░░░░░░░░░░▒▒▓▓▓▓▒▒░░░░░░░░░░░░▒▒████████████████████████████████████████████████████████████████████████████
██████████████████████████████████████████████████████████████████████████████████▓▓▒▒▒▒▓▓▓▓▒▒  ░░░░▒▒▓▓▓▓▓▓░░░░░░░░▓▓████████████████████████████████████████████████████████████████████████████████
████████████████████████████████████████████████████████████████████████████████████████▓▓▓▓▒▒▒▒▒▒▒▒░░▒▒▒▒▒▒▒▒▒▒██████████████████████████████████████████████████████████████████████████████████████
██████████████████████████████████████████████████
copy to clipboard 👍 upvote 👎 downvote
fill: spaces toggle palette ▓→✊🏽
██████████████████████████████████████████████████████▒▒░░▒▒▒▒▒▒██████████████████████████████████████████████████████
██████████████████████████████████████████████▒▒░░  ░░▒▒▒▒░░░░░░▒▒▒▒▒▒▓▓██████████████████████████████████████████████
██████████████████████████████████████████▓▓    ░░▒▒▒▒░░▒▒░░    ░░▒▒  ░░▒▒▓▓██████████████████████████████████████████
████████████████████████████████████████▓▓░░░░░░░░  ▓▓▒▒    ░░▒▒▓▓▓▓░░░░  ▓▓▓▓████████████████████████████████████████
████████████████████████████████████▓▓▒▒▒▒▒▒░░░░▒▒▒▒▓▓  ░░▓▓▒▒▓▓░░  ░░  ▒▒▒▒▓▓▒▒██████████████████████████████████████
██████████████████████████████████▓▓▒▒▓▓░░▒▒▒▒░░▒▒▒▒▒▒░░▒▒▒▒▒▒▓▓██▓▓▓▓░░░░▓▓▓▓██▓▓████████████████████████████████████
██████████████████████████████████░░▓▓▒▒░░░░░░░░▒▒▒▒▒▒░░▓▓▓▓██████████████▓▓████▓▓████████████████████████████████████
████████████████████████████████▓▓░░░░▒▒▒▒░░░░░░▓▓▓▓▓▓▒▒▒▒▓▓██▓▓▓▓████████▓▓██████████████████████████████████████████
██████████████████████████████▓▓▓▓░░▒▒▒▒▒▒░░▒▒██▓▓▒▒▒▒▒▒▓▓▓▓▒▒██████████████████████▓▓████████████████████████████████
██████████████████████████████▓▓▓▓▒▒▓▓  ░░▒▒▓▓▓▓▓▓▒▒▓▓▓▓▓▓▓▓▓▓████████████████████▒▒▒▒████████████████████████████████
████████████████████████████▓▓▒▒▒▒▓▓    ░░▒▒▒▒▒▒▒▒▒▒▒▒██▓▓▓▓▓▓▓▓▓▓██▓▓██████████████▒▒▓▓██████████████████████████████
████████████████████████████▓▓▒▒▒▒██▒▒░░░░▒▒▒▒▓▓▒▒▒▒░░▓▓▓▓▓▓▓▓▓▓▓▓██▒▒██████████████▓▓▓▓██████████████████████████████
████████████████████████████▓▓▒▒██░░▓▓▓▓▒▒▒▒▓▓▒▒▒▒▓▓░░██▓▓▓▓▒▒██████████▓▓████████████▓▓██████████████████████████████
██████████████████████████████▓▓██░░▒▒▒▒▒▒  ██▓▓▓▓▓▓▓▓░░▒▒▒▒▒▒▒▒▒▒▒▒▓▓██████▓▓████████▓▓██████████████████████████████
████████████████████████████▒▒▓▓▓▓▒▒▓▓▓▓▓▓    ▒▒▒▒▓▓▒▒░░  ▒▒░░░░▒▒▓▓▓▓▓▓▓▓████████████▓▓▓▓████████████████████████████
██████████████████████████▓▓▒▒▓▓██▓▓▓▓▒▒▓▓░░░░▓▓░░▒▒░░░░░░░░▒▒▒▒▒▒▓▓▓▓▓▓▓▓████████████████████████████████████████████
██████████████████████████▓▓▓▓▓▓▓▓████▓▓▓▓██▓▓██▓▓▓▓▓▓░░░░░░  ▒▒▒▒▒▒▓▓▓▓▓▓▒▒▓▓████████████████████████████████████████
██████████████████████████▓▓██████▓▓▓▓▓▓▓▓▓▓▓▓▓▓▓▓▓▓██░░    ░░▒▒▒▒▒▒▒▒▓▓▓▓▓▓▓▓▓▓██████████████████████████████████████
██████████████████████████▓▓████▓▓▓▓██▓▓▓▓▓▓▓▓▓▓░░░░▒▒▒▒░░░░░░▒▒▒▒▒▒▒▒▓▓▒▒▒▒▒▒▓▓▓▓████████████████████████████████████
████████████████████████████▓▓▓▓▓▓▓▓▓▓▓▓▓▓▓▓▓▓▓▓▓▓▓▓▒▒▒▒░░▒▒▒▒▒▒▒▒▒▒▒▒▒▒▒▒░░▒▒▓▓██████▓▓██████████████████████████████
██████████████████████████████▓▓▓▓▓▓██▓▓▓▓▓▓▓▓▓▓▓▓▓▓▓▓▒▒░░░░░░▒▒░░░░▒▒▒▒▒▒▒▒▒▒▒▒██████████████████████████████████████
████████████████████████████▓▓████▓▓▓▓▓▓▓▓▓▓██▓▓▓▓▓▓▓▓▒▒░░░░░░▒▒▒▒▒▒▒▒▒▒▒▒▒▒▒▒░░▒▒████████████████████████████████████
██████████████████████████████▒▒██▓▓▓▓▓▓▓▓▓▓██▓▓░░██▓▓▓▓▒▒░░  ░░▓▓▒▒▒▒▒▒▒▒▒▒  ▓▓▓▓▒▒██████████████████████████████████
██████████████████████████████▒▒  ▒▒▓▓██▓▓████▓▓▓▓▒▒▓▓▒▒▒▒▒▒░░▒▒▓▓▒▒▓▓▒▒▒▒▓▓██████▓▓██████████████████████████████████